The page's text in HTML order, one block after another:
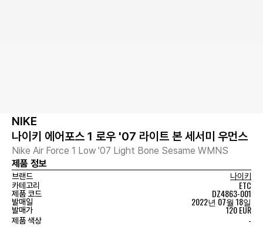
NIKE
나이키 에어포스 1 로우 '07 라이트 본 세서미 우먼스
Nike Air Force 1 Low '07 Light Bone Sesame WMNS
제품 정보
브랜드
나이키
카테고리
ETC
제품 코드 DZ4863-001
발매일 2022년 07월 18일
발매가 120 EUR
제품 색상 -